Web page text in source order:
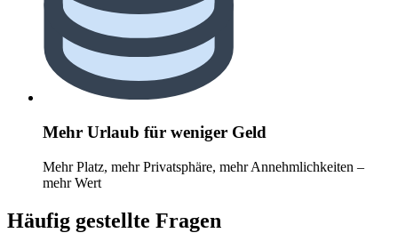
Mehr Urlaub für weniger Geld
Mehr Platz, mehr Privatsphäre, mehr Annehmlichkeiten –
mehr Wert
Häufig gestellte Fragen